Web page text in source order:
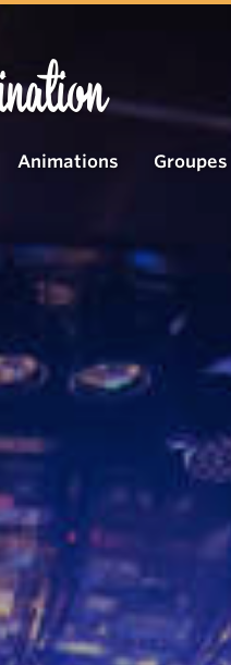
Animations Groupes